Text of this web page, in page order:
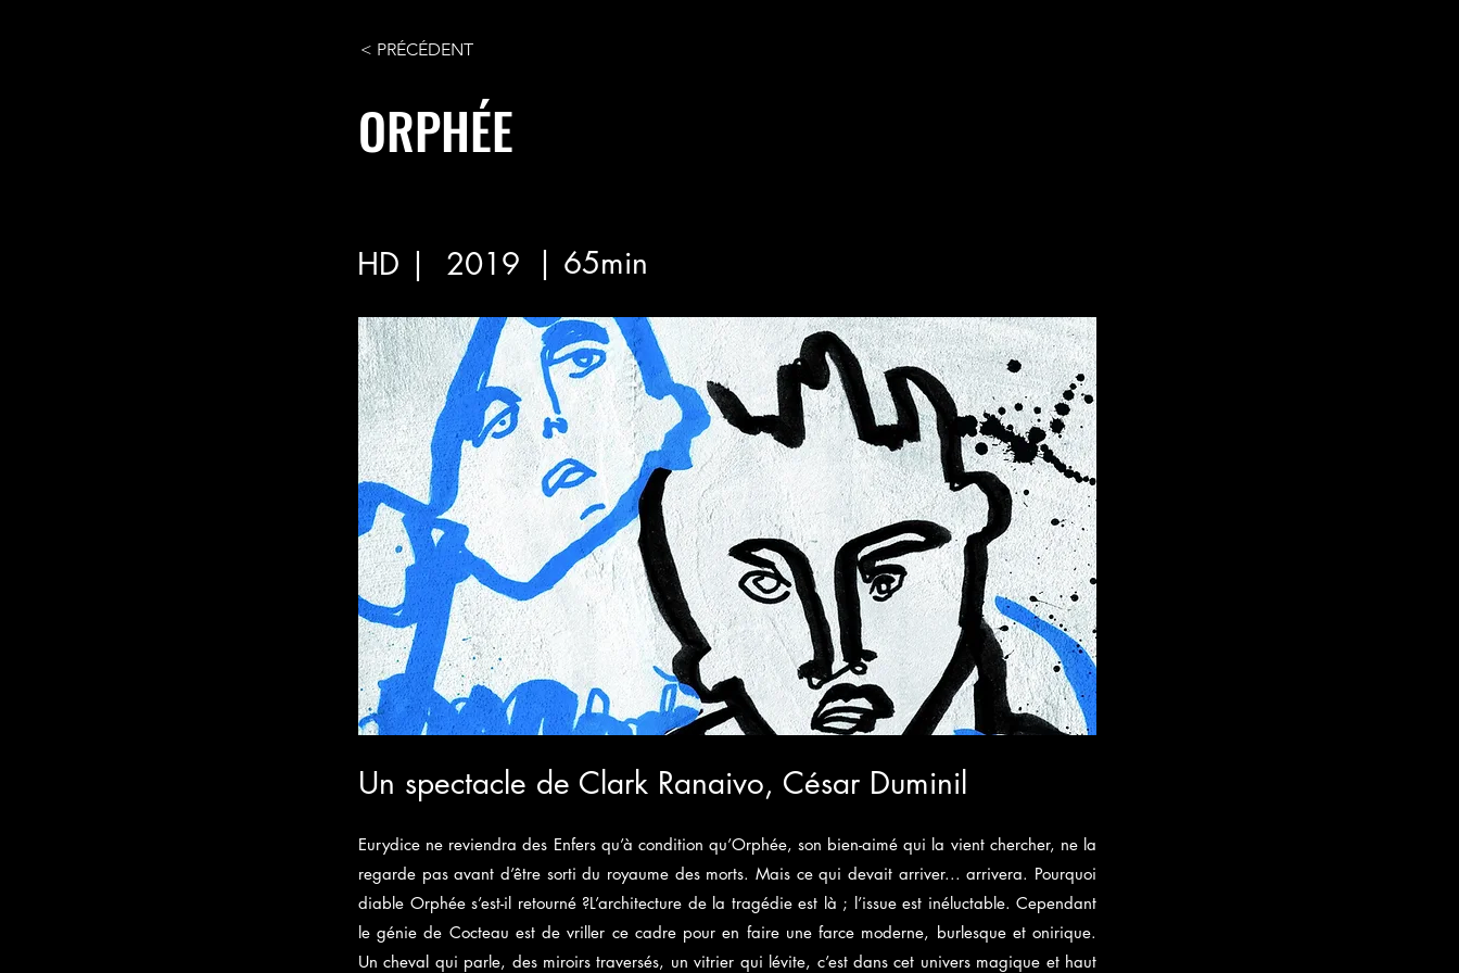
< PRÉCÉDENT
ORPHÉE
| 65min
HD | 2019
Un spectacle de Clark Ranaivo, César Duminil
Eurydice ne reviendra des Enfers qu’à condition qu’Orphée, son bien-aimé qui la vient chercher, ne la
regarde pas avant d’être sorti du royaume des morts. Mais ce qui devait arriver... arrivera. Pourquoi
diable Orphée s’est-il retourné ?L’architecture de la tragédie est là ; l’issue est inéluctable. Cependant
le génie de Cocteau est de vriller ce cadre pour en faire une farce moderne, burlesque et onirique.
Un cheval qui parle, des miroirs traversés, un vitrier qui lévite, c’est dans cet univers magique et haut